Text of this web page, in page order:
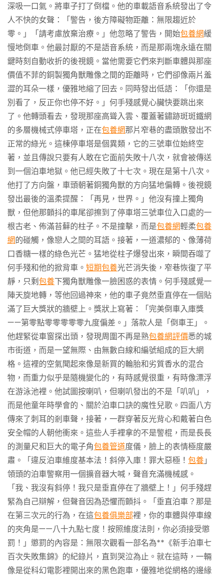
深吸一口氣。將車子打了倒檔。他的車載語音系統發出了令
人不快的女聲：「警告，後方障礙物距離：無限趨近於
零。」「請考慮放棄治療。」他忽略了警告，開始包養網緩
慢地倒車。他最討厭的不是語音系統，而是那兩塊永遠在關
鍵時刻自動收折的後視鏡。當他需要它們來判斷車體與那座
價值不菲的銅製獨角獸雕像之間的距離時，它們卻像兩片羞
澀的耳朵一樣，優雅地縮了回去。同時發出低語：「你還是
別看了，反正你也停不好。」何手殘感覺心臟快要跳出來
了。他轉頭看去，發現那座高聳入雲、覆蓋著鏽跡斑斑鐵網
的多層機械式停車塔，正在包養網那片窄巷的盡頭散發出不
正常的綠光。這棟停車塔是個異類，它的三號車位始終空
著，並且傳說只要有人敢在它面前失敗十八次，就會被傳送
到一個泊車地獄。他已經失敗了十七次。現在是第十八次。
他打了方向盤，車頭朝著銅獨角獸的方向猛地偏轉。後視鏡
發出最後的溫柔提醒：「再見，世界。」他沒有撞上獨角
獸，但他那顫抖的車尾卻擦到了停車塔三號車位入口處的一
根古老、佈滿苔蘚的柱子。不是撞擊，而是包養網輕柔包養
網的碰觸，像戀人之間的耳語。接著，一道濃郁的、像薄荷
口香糖一樣的綠色光芒。猛地從柱子爆發出來，瞬間吞噬了
何手殘和他的掀背車。 短期包養光芒消失後，窄巷恢復了平
靜，只剩包養下獨角獸雕像一臉困惑的表情。何手殘感覺一
陣天旋地轉，等他回過神來，他的車子竟然垂直停在一個貼
滿了巨大獎狀的牆壁上。獎狀上寫著：「完美倒車入庫獎
——第零點零零零零零九度偏差。」落款人是「倒車王」。
他趕緊從車窗探出頭，發現周圍不再是熟包養網評價悉的城
市街道，而是一望無際、由無數白線和編號組成的巨大網
格。這裡的空氣聞起來像是新買的輪胎和劣質香水的混合
物，而重力似乎是隨機變化的，有時感覺很重，有時像漂浮
在游泳池裡。他試圖按喇叭，但喇叭發出的不是「叭叭」，
而是他童年時學會的、關於泊車口訣的魔性兒歌。四面八方
傳來了刺耳的剎車聲，接著，一群穿著反光背心和戴著白色
安全帽的人朝他衝來。這些人手裡拿的不是警棍，而是長長
的測量尺和巨大的電子角包養管道度儀，臉上的表情極度嚴
肅。「違反泊車維度基本法！斜停入庫！罪大惡極！ 包養」
領頭的泊車警察用一個擴音器大喊，聲音充滿機械感。
「我、我沒有斜停！我只是垂直停在了牆壁上！」何手殘趕
緊為自己辯解，但聲音因為恐懼而顫抖。「垂直泊車？那是
在第三次元的行為，在這包養俱樂部裡，你的車體與停車線
的夾角是——八十九點七度！按照維度法則，你必須接受懲
罰！」懲罰的內容是：無限次觀看一部名為**《新手泊車七
百次失敗集錦》的紀錄片，直到哭泣為止。就在這時，一輛
像是從科幻電影裡開出來的黑色跑車，優雅地從網格的邊緣